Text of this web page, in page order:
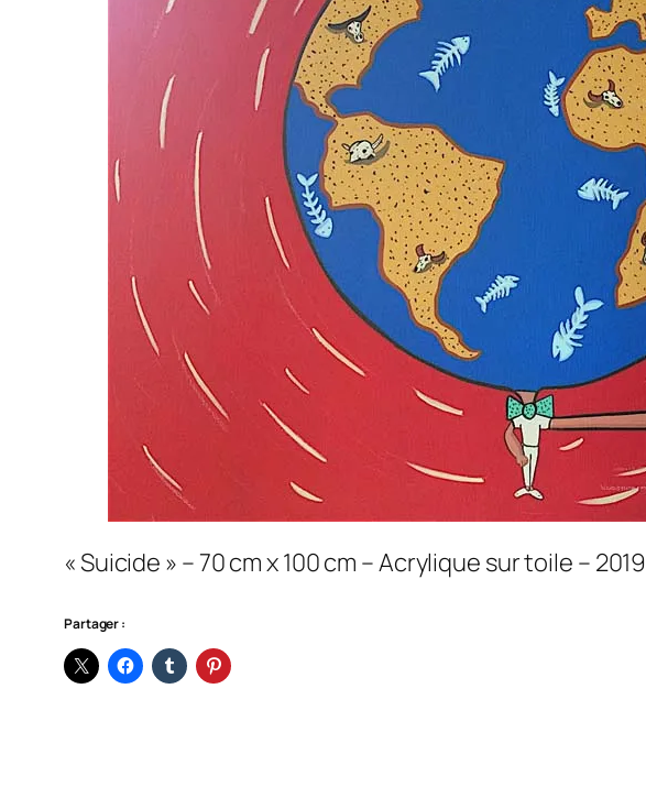
« Suicide » – 70 cm x 100 cm – Acrylique sur toile – 2019
Partager :